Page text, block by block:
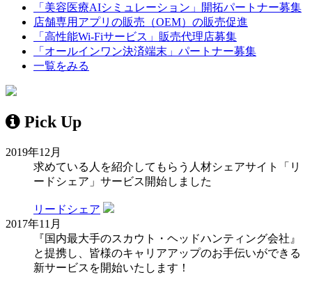
「美容医療AIシミュレーション」開拓パートナー募集
店舗専用アプリの販売（OEM）の販売促進
「高性能Wi-Fiサービス」販売代理店募集
「オールインワン決済端末」パートナー募集
一覧をみる
Pick Up
2019年12月
求めている人を紹介してもらう人材シェアサイト「リ
ードシェア」サービス開始しました
リードシェア
2017年11月
『国内最大手のスカウト・ヘッドハンティング会社』
と提携し、皆様のキャリアアップのお手伝いができる
新サービスを開始いたします！